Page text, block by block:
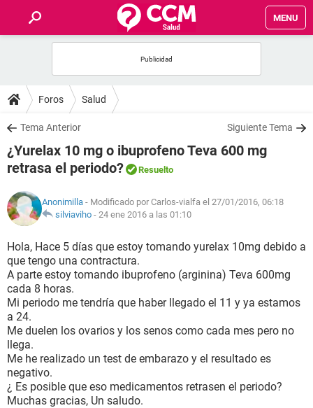
MENU
FOROS
SALUD
FAMILIA
NUTRICIÓN
SEXUALIDAD
GLOSARIO
Foros Salud
Tema Anterior Siguiente Tema
¿Yurelax 10 mg o ibuprofeno Teva 600 mg
retrasa el periodo?
Resuelto
Anonimilla - Modificado por Carlos-vialfa el 27/01/2016, 06:18
silviaviho - 24 ene 2016 a las 01:10
Hola, Hace 5 días que estoy tomando yurelax 10mg debido a
que tengo una contractura.
A parte estoy tomando ibuprofeno (arginina) Teva 600mg
cada 8 horas.
Mi periodo me tendría que haber llegado el 11 y ya estamos
a 24.
Me duelen los ovarios y los senos como cada mes pero no
llega.
Me he realizado un test de embarazo y el resultado es
negativo.
¿ Es posible que eso medicamentos retrasen el periodo?
Muchas gracias, Un saludo.